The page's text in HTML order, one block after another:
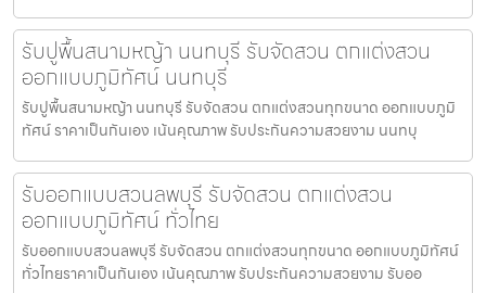
รับปูพื้นสนามหญ้า นนทบุรี รับจัดสวน ตกแต่งสวน
ออกแบบภูมิทัศน์ นนทบุรี
รับปูพื้นสนามหญ้า นนทบุรี รับจัดสวน ตกแต่งสวนทุกขนาด ออกแบบภูมิ
ทัศน์ ราคาเป็นกันเอง เน้นคุณภาพ รับประกันความสวยงาม นนทบุ
รับออกแบบสวนลพบุรี รับจัดสวน ตกแต่งสวน
ออกแบบภูมิทัศน์ ทั่วไทย
รับออกแบบสวนลพบุรี รับจัดสวน ตกแต่งสวนทุกขนาด ออกแบบภูมิทัศน์
ทั่วไทยราคาเป็นกันเอง เน้นคุณภาพ รับประกันความสวยงาม รับออ